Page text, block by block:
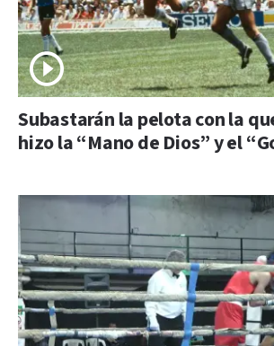
Subastarán la pelota con la
hizo la “Mano de Dios” y el